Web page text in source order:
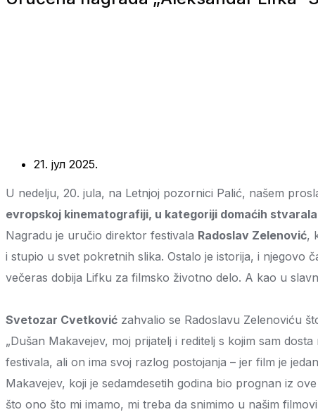
21. јул 2025.
U nedelju, 20. jula, na Letnjoj pozornici Palić, našem
evropskoj kinematografiji, u kategoriji domaćih
Nagradu je uručio direktor festivala Radoslav Zelenović,
i stupio u svet pokretnih slika. Ostalo je istorija, i njegovo
večeras dobija Lifku za filmsko životno delo. A kao u
Svetozar Cvetković zahvalio se Radoslavu Zelenoviću
„Dušan Makavejev, moj prijatelj i reditelj s kojim sam
festivala, ali on ima svoj razlog postojanja – jer film je
Makavejev, koji je sedamdesetih godina bio prognan iz
što ono što mi imamo, mi treba da snimimo u našim